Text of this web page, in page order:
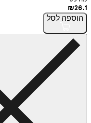
₪26.1
הוספה לסל